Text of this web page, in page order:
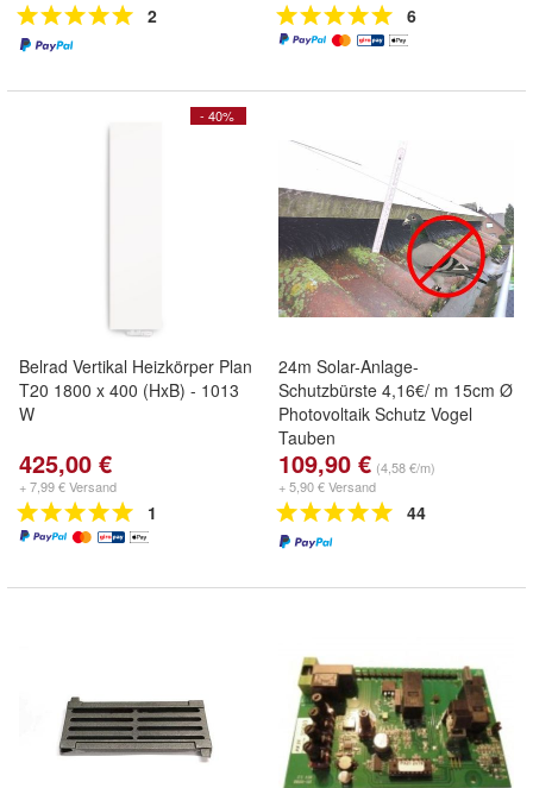
2 6
- 40%
Belrad Vertikal Heizkörper Plan
T20 1800 x 400 (HxB) - 1013
W
425,00 €
+ 7,99 € Versand
1
24m Solar-Anlage-
Schutzbürste 4,16€/ m 15cm Ø
Photovoltaik Schutz Vogel
Tauben
109,90 € (4,58 €/m)
+ 5,90 € Versand
44